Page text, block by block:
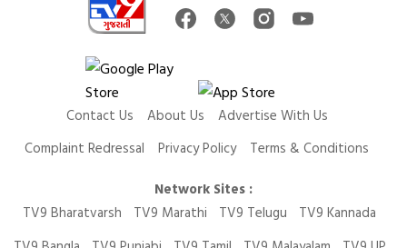
Contact Us About Us
Advertise With Us
Complaint Redressal
Privacy Policy
Terms & Conditions
Network Sites :
TV9 Bharatvarsh
TV9 Marathi TV9 Telugu
TV9 Kannada